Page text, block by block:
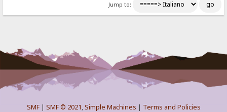
Jump to:
SMF| SMF © 2021,Simple Machines | Terms and Policies